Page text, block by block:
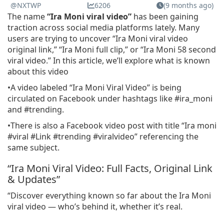
@NXTWP 6206 (9 months ago)
The name“Ira Moni viral video” has been gaining
traction across social media platforms lately. Many
users are trying to uncover “Ira Moni viral video
original link,” “Ira Moni full clip,” or “Ira Moni 58 second
viral video.” In this article, we’ll explore what is known
about this video
•A video labeled “Ira Moni Viral Video” is being
circulated on Facebook under hashtags like #ira_moni
and #trending.
•There is also a Facebook video post with title “Ira moni
#viral #Link #trending #viralvideo” referencing the
same subject.
“Ira Moni Viral Video: Full Facts, Original Link
& Updates”
“Discover everything known so far about the Ira Moni
viral video — who’s behind it, whether it’s real.